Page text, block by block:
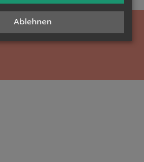
Ablehnen